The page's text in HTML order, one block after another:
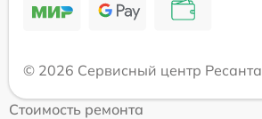
© 2026 Сервисный центр Ресанта
Стоимость ремонта